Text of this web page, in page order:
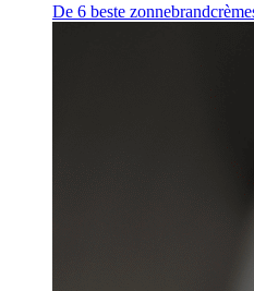
De 6 beste